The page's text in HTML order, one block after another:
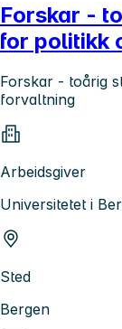
Forskar -
for politikk
Forskar - toårig
forvaltning
Arbeidsgiver
Universitetet i
Sted
Bergen